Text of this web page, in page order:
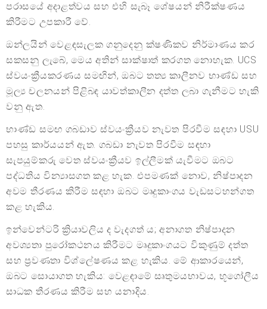
පරාසයේ අදාළත්වය සහ එහි සැබෑ ශේෂයන් නිරීක්ෂණය
කිරීමට උපකාරී වේ.
ඔන්ලයින් වෙළඳසැලක ගනුදෙනු ක්ෂණිකව නිර්මාණය කර
සකසනු ලැබේ, මෙය අතින් සාක්ෂාත් කරගත නොහැක. UCS
ස්වයංක්‍රීයකරණය සමඟින්, ඔබට තත්‍ය කාලීනව භාණ්ඩ සහ
මූල්‍ය චලනයන් පිළිබඳ යාවත්කාලීන දත්ත ලබා ගැනීමට හැකි
වනු ඇත.
භාණ්ඩ සමඟ ගබඩාව ස්වයංක්‍රීයව නැවත පිරවීම සඳහා USU
පහසු කාර්යයන් ඇත. ගබඩා නැවත පිරවීම සඳහා
සැපයුම්කරු වෙත ස්වයංක්‍රීයව ඉල්ලීමක් යැවීමට ඔබට
පද්ධතිය වින්‍යාසගත කළ හැක. එපමණක් නොව, නිෂ්පාදන
අවම තීරණය කිරීම සඳහා ඔබට මෘදුකාංගය වැඩසටහන්ගත
කළ හැකිය.
ඉන්වෙන්ටරි ක්‍රියාවලිය ද වැදගත් ය; අනාගත නිෂ්පාදන
අවශ්‍යතා පුරෝකථනය කිරීමට මෘදුකාංගයට විකුණුම් දත්ත
සහ ප්‍රවණතා විශ්ලේෂණය කළ හැකිය. මේ ආකාරයෙන්,
ඔබට සොයාගත හැකිය: වෙළඳාමේ සෘතුමයභාවය, භූගෝලීය
සාධක තීරණය කිරීම සහ යනාදිය.